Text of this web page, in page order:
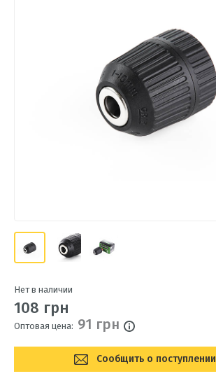
Нет в наличии
108 грн
Оптовая цена: 91 грн
Сообщить о поступлении